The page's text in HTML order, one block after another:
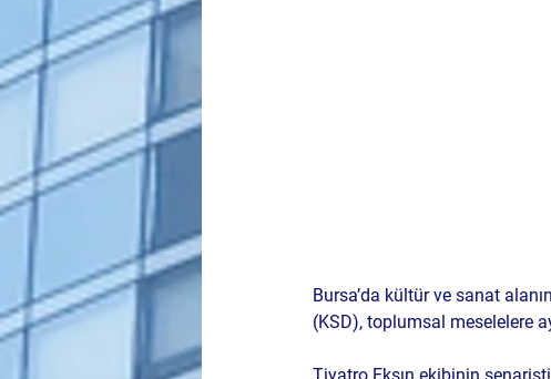
Bursa’da kültür ve sanat
(KSD), toplumsal meselelere